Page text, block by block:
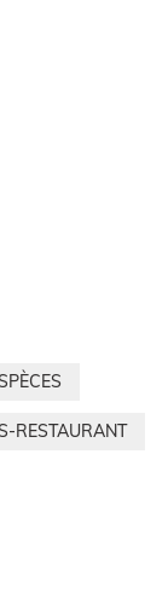
RESTAURANT